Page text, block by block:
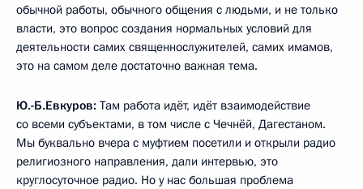
обычной работы, обычного общения с людьми, и не только
власти, это вопрос создания нормальных условий для
деятельности самих священнослужителей, самих имамов,
это на самом деле достаточно важная тема.
Ю.-Б.Евкуров: Там работа идёт, идёт взаимодействие
со всеми субъектами, в том числе с Чечнёй, Дагестаном.
Мы буквально вчера с муфтием посетили и открыли радио
религиозного направления, дали интервью, это
круглосуточное радио. Но у нас большая проблема